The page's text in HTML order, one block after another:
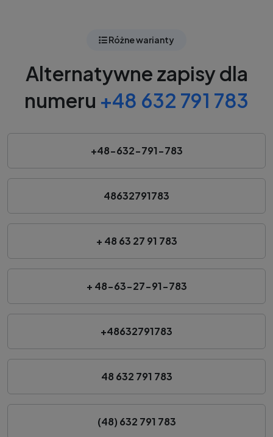
Różne warianty
Alternatywne zapisy dla
numeru +48 632 791 783
+48-632-791-783
48632791783
+ 48 63 27 91 783
+ 48-63-27-91-783
+48632791783
48 632 791 783
(48) 632 791 783